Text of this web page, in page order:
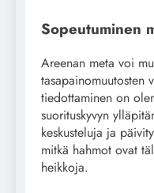
Sopeutuminen
Areenan meta voi
tasapainomuutosten
tiedottaminen on
suorituskyvyn
keskusteluja ja
mitkä hahmot ovat
heikkoja.